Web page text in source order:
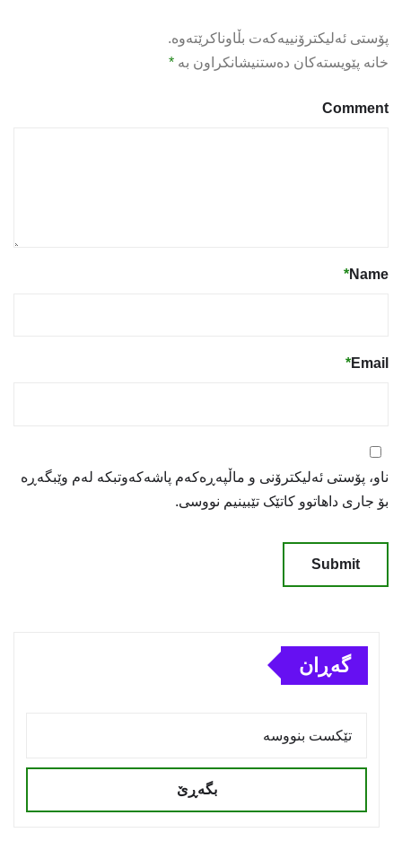
پۆستی ئەلیکترۆنییەکەت بڵاوناکرێتەوە.
خانە پێویستەکان دەستنیشانکراون بە *
Comment
Name
*
Email
*
ناو، پۆستی ئەلیکترۆنی و ماڵپەڕەکەم پاشەکەوتبکە لەم وێبگەڕە
بۆ جاری داهاتوو کاتێک تێبینیم نووسی.
گەڕان
بگەڕێ